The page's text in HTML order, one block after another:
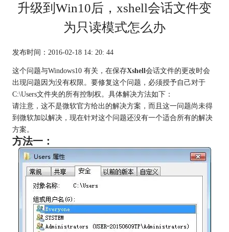
升级到Win10后，xshell会话文件变
为只读模式怎么办
发布时间：2016-02-18 14: 20: 44
这个问题与Windows10 有关，在保存Xshell会话文件的更改时会
出现问题因为没有权限。要修复这个问题，必须授予自己对于
C:\Users文件夹的所有控制权。具体解决方法如下：
请注意，这不是微软官方给出的解决方案，而且这一问题尚未得
到微软加以解决，现在针对这个问题还没有一个适合所有的解决
方案。
方法一：